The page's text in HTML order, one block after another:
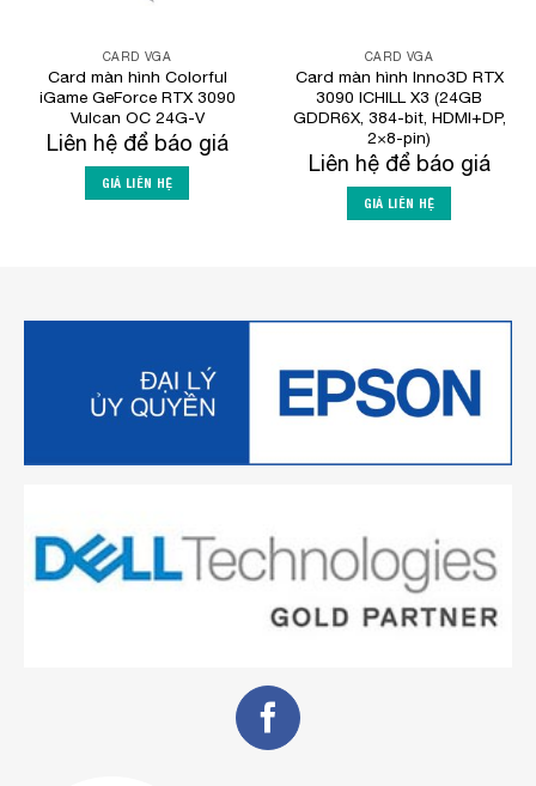
CARD VGA
Card màn hình Colorful
iGame GeForce RTX 3090
Vulcan OC 24G-V
Liên hệ để báo giá
GIÁ LIÊN HỆ
CARD VGA
Card màn hình Inno3D RTX
3090 ICHILL X3 (24GB
GDDR6X, 384-bit, HDMI+DP,
2×8-pin)
Liên hệ để báo giá
GIÁ LIÊN HỆ